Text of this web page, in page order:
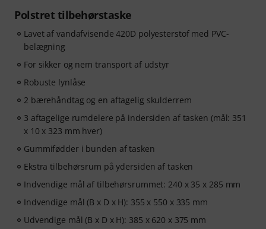
Polstret tilbehørstaske
Lavet af vandafvisende 420D polyesterstof med PVC-
belægning
For sikker og nem transport af udstyr
Robuste lynlåse
2 bærehåndtag og en aftagelig skulderrem
3 aftagelige rumdelere på indersiden af tasken (mål: 351
x 10 x 323 mm hver)
Gummifødder i bunden af tasken
Ekstra tilbehørsrum på ydersiden af tasken
Indvendige mål af tilbehørsrummet: 240 x 35 x 285 mm
Indvendige mål (B x D x H): 355 x 550 x 335 mm
Udvendige mål (B x D x H): 385 x 620 x 375 mm